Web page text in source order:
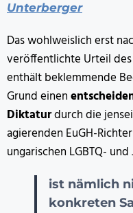
Unterberger
Das wohlweislich erst
veröffentlichte Urteil
enthält beklemmende
Grund einen
Diktaturdurch die
agierenden EuGH-
ungarischen LGBTQ-
ist nämlich
konkreten